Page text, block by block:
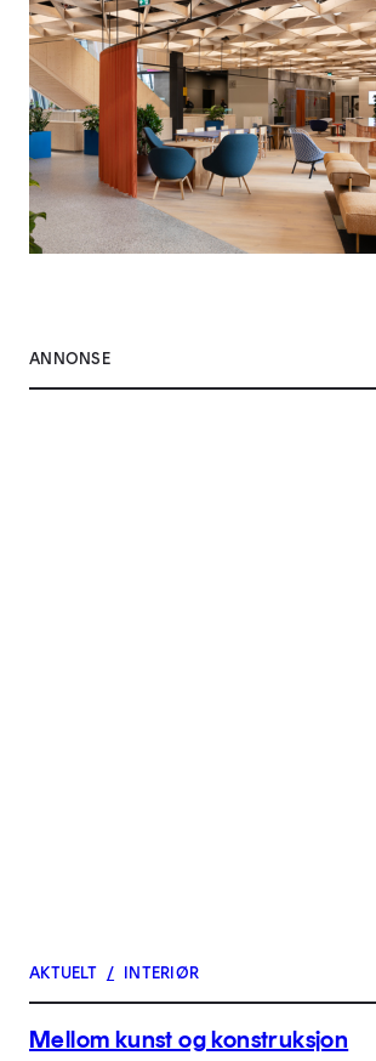
ANNONSE
AKTUELT / INTERIØR
Mellom kunst og konstruksjon